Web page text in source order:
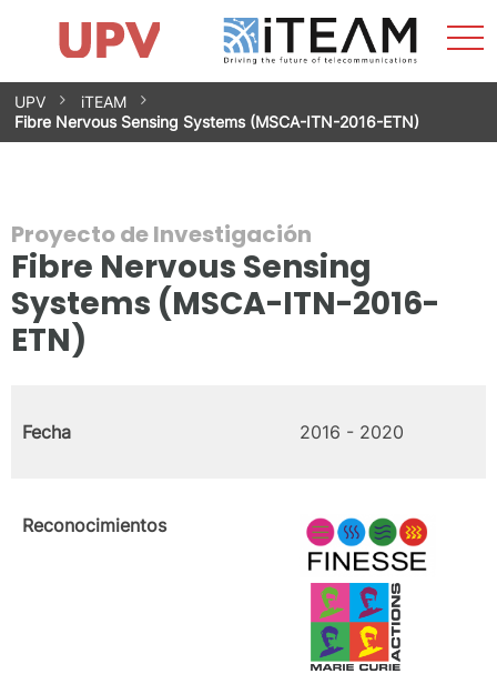
Saltar
contenido
Impacto
Grupos de investigación
Instalaciones
Spin-offs
Contacto
Prácticas
Noticias
Unidad de Igualdad
UPV
iTEAM
Fibre Nervous Sensing Systems (MSCA-ITN-2016-ETN)
Proyecto de Investigación
Fibre Nervous Sensing
Systems (MSCA-ITN-2016-
ETN)
Fecha 2016 - 2020
Reconocimientos